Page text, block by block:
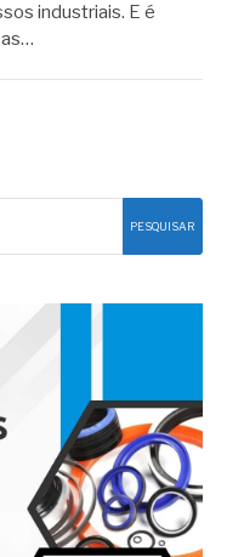
industriais. E é
PESQUISAR